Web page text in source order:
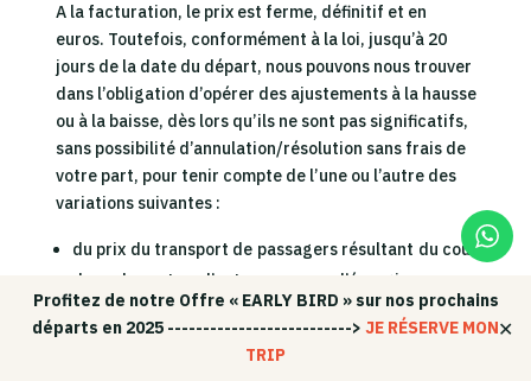
Profitez de notre Offre « EARLY BIRD » sur nos prochains
départs en 2025 --------------------------> JE RÉSERVE MON
TRIP
✕
A la facturation, le prix est ferme, définitif et en
euros. Toutefois, conformément à la loi, jusqu’à 20
jours de la date du départ, nous pouvons nous trouver
dans l’obligation d’opérer des ajustements à la hausse
ou à la baisse, dès lors qu’ils ne sont pas significatifs,
sans possibilité d’annulation/résolution sans frais de
votre part, pour tenir compte de l’une ou l’autre des
variations suivantes :
du prix du transport de passagers résultant du coût
du carburant ou d’autres sources d’énergie ;
du niveau des taxes ou redevances sur les services